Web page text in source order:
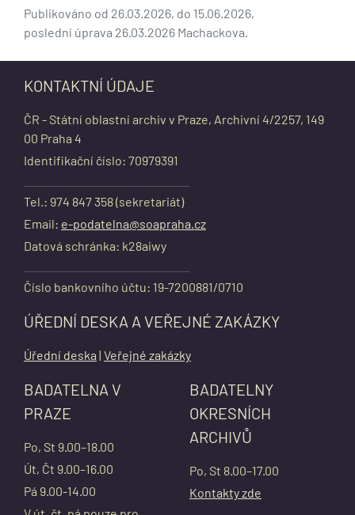
Publikováno od 26.03.2026, do 15.06.2026,
poslední úprava 26.03.2026 Machackova.
KONTAKTNÍ ÚDAJE
ČR - Státní oblastní archiv v Praze, Archivní 4/2257, 149
00 Praha 4
Identifikační číslo: 70979391
Tel.: 974 847 358 (sekretariát)
Email: e-podatelna@soapraha.cz
Datová schránka: k28aiwy
Číslo bankovního účtu: 19-7200881/0710
ÚŘEDNÍ DESKA A VEŘEJNÉ ZAKÁZKY
Úřední deska | Veřejné zakázky
BADATELNA V
PRAZE
Po, St 9.00–18.00
Út, Čt 9.00–16.00
Pá 9.00-14.00
BADATELNY
OKRESNÍCH
ARCHIVŮ
Po, St 8.00–17.00
Kontakty zde